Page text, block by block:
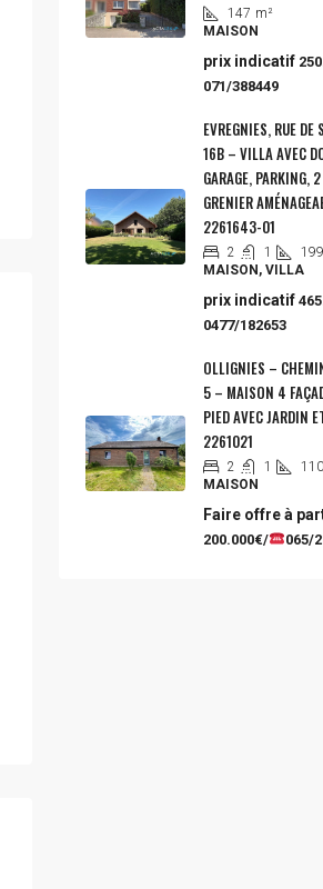
147 m²
MAISON
prix indicatif
071/388449
EVREGNIES, RUE
16B – VILLA AVEC
GARAGE, PARKING,
GRENIER
2261643-01
2 1 199
MAISON, VILLA
prix indicatif
0477/182653
OLLIGNIES –
5 – MAISON 4
PIED AVEC JARDIN
2261021
2 1 110
MAISON
Faire offre à
200.000€/ 065/